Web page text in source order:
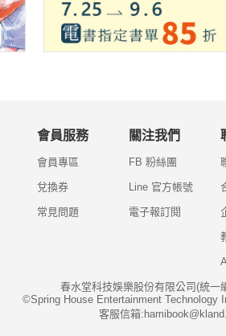
會員服務
會員專區
兌換券
常見問題
關注我們
FB 粉絲團
Line 官方帳號
電子報訂閱
春水堂科技娛樂股份有限公司(統一
©Spring House Entertainment Technology
客服信箱